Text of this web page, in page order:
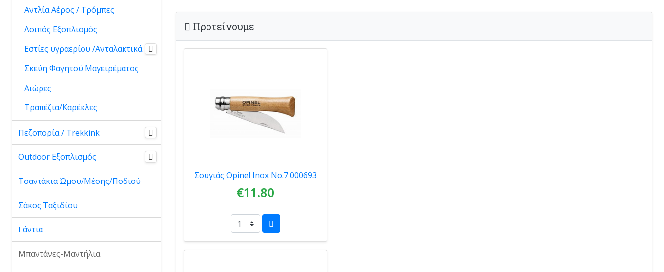
Προτείνουμε
Σουγιάς Opinel Inox Νο.7 000693
€11.80
Αντλία Αέρος / Τρόμπες
Λοιπός Εξοπλισμός
Εστίες υγραερίου /Ανταλακτικά
Σκεύη Φαγητού Μαγειρέματος
Αιώρες
Τραπέζια/Καρέκλες
Πεζοπορία / Trekkink
Outdoor Εξοπλισμός
Τσαντάκια Ώμου/Μέσης/Ποδιού
Σάκος Ταξιδίου
Γάντια
Μπαντάνες-Μαντήλια